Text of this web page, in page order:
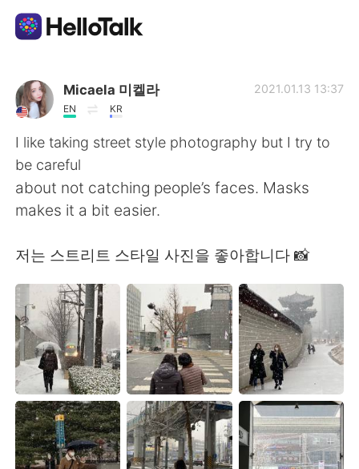
Приложение для Языкового Обмена
AI Grammar Checker
Русский
繁體中文 Español
العربية Français
Deutsch 日本語
한국어 ไทย
Indonesia Italiano
Micaela 미켈라
EN KR
2021.01.13 13:37
I like taking street style photography but I try to
be careful
about not catching people’s faces. Masks
makes it a bit easier.
저는 스트리트 스타일 사진을 좋아합니다 📸